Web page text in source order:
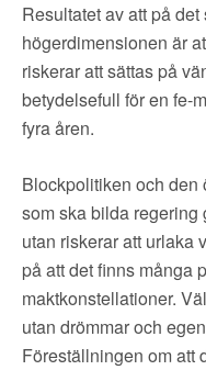
OM FI
FÖR MEDLEMMAR
NYHETER
SÖK
Resultatet av att på
högerdimensionen är
riskerar att sättas på
betydelsefull för en fe-
fyra åren.
Blockpolitiken och den
som ska bilda regering
utan riskerar att urlaka
på att det finns många
maktkonstellationer.
utan drömmar och
Föreställningen om att